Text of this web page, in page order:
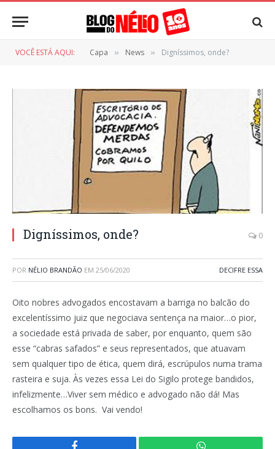
VOCÊ ESTÁ AQUI: Capa » News » Digníssimos, onde?
Digníssimos, onde? 0
POR NÉLIO BRANDÃO EM 25/06/2020 DECIFRE ESSA
Oito nobres advogados encostavam a barriga no balcão do
excelentíssimo juiz que negociava sentença na maior…o pior,
a sociedade está privada de saber, por enquanto, quem são
esse “cabras safados” e seus representados, que atuavam
sem qualquer tipo de ética, quem dirá, escrúpulos numa trama
rasteira e suja. Às vezes essa Lei do Sigilo protege bandidos,
infelizmente…Viver sem médico e advogado não dá! Mas
escolhamos os bons. Vai vendo!